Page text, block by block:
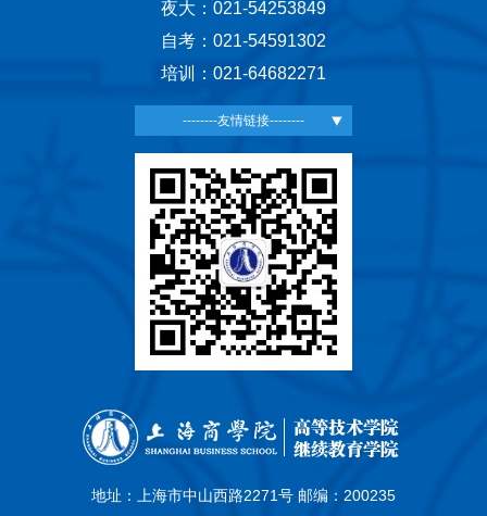
夜大：021-54253849
自考：021-54591302
培训：021-64682271
--------友情链接--------
地址：上海市中山西路2271号 邮编：200235